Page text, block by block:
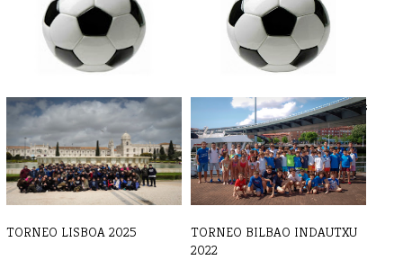
FÚTBOL - Partidos y horarios
22-23 [...]
FÚTBOL - Crónicas y resultados
15-1[...]
TORNEO LISBOA 2025
TORNEO BILBAO INDAUTXU
2022